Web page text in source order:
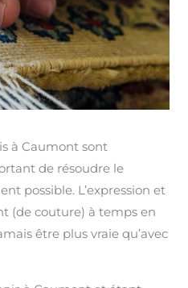
à Caumont sont
de résoudre le
possible. L’expression et
(de couture) à temps en
être plus vraie qu’avec